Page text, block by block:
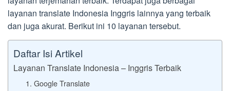
layanan translate Indonesia Inggris lainnya yang terbaik
dan juga akurat. Berikut ini 10 layanan tersebut.
Daftar Isi Artikel
Layanan Translate Indonesia – Inggris Terbaik
1. Google Translate